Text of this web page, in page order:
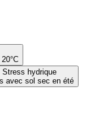
Stress hydrique
avec sol sec en été